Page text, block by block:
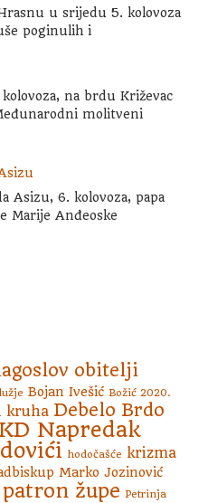
u srijedu 5. kolovoza
poginulih i
na brdu Križevac
molitveni
Asizu, 6. kolovoza, papa
Marije Anđeoske
obitelji
Bojan Ivešić Božić 2020.
kruha Debelo Brdo
Napredak
hodočašće krizma
Marko Jozinović
patron župe Petrinja